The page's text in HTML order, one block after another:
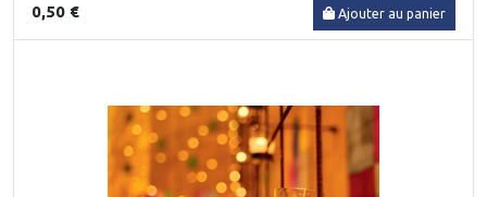
0,50 € Ajouter au panier